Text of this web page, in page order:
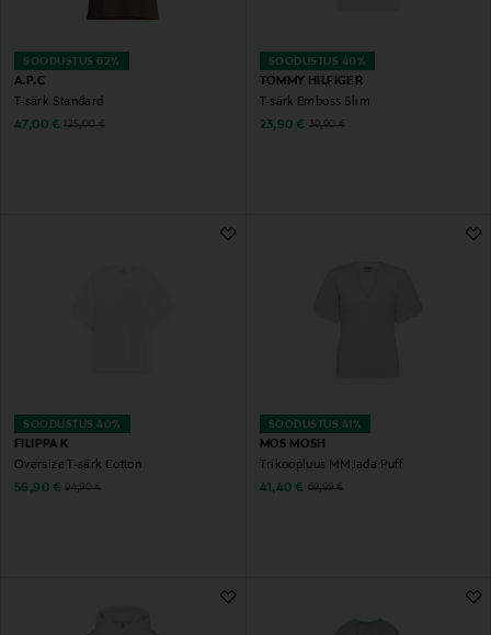
SOODUSTUS 62%
A.P.C
T-särk Standard
Discounted Price
47,00 € Original Price
125,00 €
SOODUSTUS 40%
TOMMY HILFIGER
T-särk Emboss Slim
Discounted Price
23,90 € Original Price
39,90 €
SOODUSTUS 40%
FILIPPA K
Oversize T-särk Cotton
Discounted Price
56,90 € Original Price
94,90 €
SOODUSTUS 41%
MOS MOSH
Trikoopluus MMJada Puff
Discounted Price
41,40 € Original Price
69,99 €